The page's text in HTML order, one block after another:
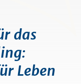
das
Leben